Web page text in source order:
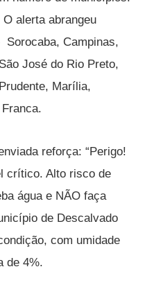
alerta abrangeu
Campinas,
José do Rio Preto,
Marília,
reforça: “Perigo!
crítico. Alto risco de
água e NÃO faça
de Descalvado
com umidade
de 4%.